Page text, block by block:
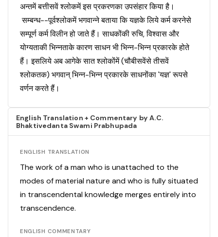
अन्तमें बत्तीसवें श्लोकमें इस प्रकरणका उपसंहार किया है।
सम्बन्ध--पूर्वश्लोकमें भगवान्ने बताया कि यज्ञके लिये कर्म करनेसे
सम्पूर्ण कर्म विलीन हो जाते हैं। साधकोंकी रुचि, विश्वास और
योग्यताकी भिन्नताके कारण साधन भी भिन्न-भिन्न प्रकारके होते
हैं। इसलिये अब आगेके सात श्लोकोंमें (चौबीसवेंसे तीसवें
श्लोकतक) भगवान् भिन्न-भिन्न प्रकारके साधनोंका 'यज्ञ' रूपसे
वर्णन करते हैं।
English Translation + Commentary by A.C.
Bhaktivedanta Swami Prabhupada
ENGLISH TRANSLATION
The work of a man who is unattached to the
modes of material nature and who is fully situated
in transcendental knowledge merges entirely into
transcendence.
ENGLISH COMMENTARY